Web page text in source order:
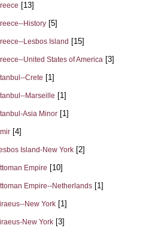
[13]
History [5]
Lesbos Island [15]
United States of America [3]
Crete [1]
Marseille [1]
Asia Minor [1]
[4]
Island-New York [2]
Empire [10]
Empire--Netherlands [1]
New York [1]
New York [3]